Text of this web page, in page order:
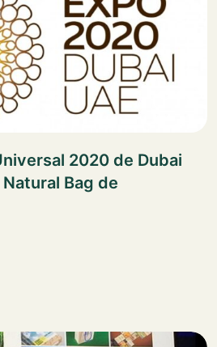
2020 de Dubai
Bag de